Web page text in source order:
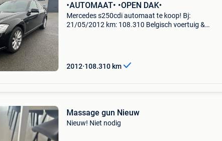
•AUTOMAAT• •OPEN DAK•
Mercedes s250cdi automaat te koop! Bj:
21/05/2012 km: 108.310 Belgisch voertuig &
2012 108.310km
Massage gun Nieuw
Nieuw! Niet nodig